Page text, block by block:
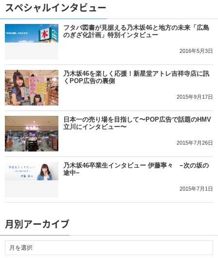
スペシャルインタビュー
フタバ図書が見据える乃木坂46と地方の未来「広島
のぎざ化計画」特別インタビュー
2016年5月3日
乃木坂46を楽しく応援！新星堂アトレ吉祥寺店に訊
くPOP広告の裏側
2015年9月17日
日本一の売り場を目指して〜POP広告で話題のHMV
立川にインタビュー〜
2015年7月26日
乃木坂46卒業生インタビュー 伊藤寧々 −次の坂の
途中−
2015年7月1日
月別アーカイブ